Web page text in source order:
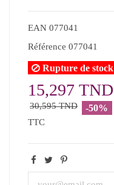
EAN 077041
Référence 077041
Rupture de stock
15,297 TND
30,595 TND -50%
TTC